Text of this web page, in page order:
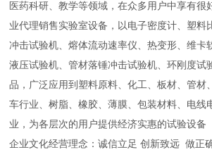
医药科研、教学等领域，在众多用户中享有很
业代理销售实验室设备， 以电子密度计、塑料
冲击试验机、熔体流动速率仪、热变形、维卡
液压试验机、管材落锤冲击试验机、环刚度试
品，广泛应用到塑料原料、化工、板材、管材
车行业、树脂、橡胶、薄膜、包装材料、电线
业，为各层次的用户提供经济实惠的试验设备
企业文化经营理念 ：诚信立足 创新致远做正